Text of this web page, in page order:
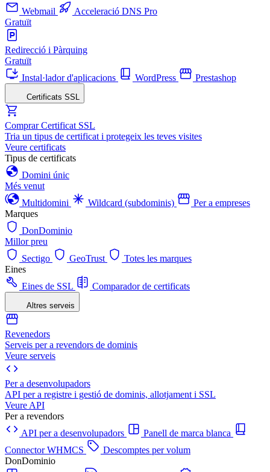
Webmail
Acceleració DNS Pro
Gratuït
Redirecció i Pàrquing
Gratuït
Instal·lador d'aplicacions
WordPress Prestashop
Certificats SSL
Comprar Certificat SSL
Tria un tipus de certificat i protegeix les teves visites
Veure certificats
Tipus de certificats
Domini únic
Més venut
Multidomini
Wildcard (subdominis)
Per a empreses
Marques
DonDominio
Millor preu
Sectigo
GeoTrust
Totes les marques
Eines
Eines de SSL
Comparador de certificats
Altres serveis
Revenedors
Serveis per a revendors de dominis
Veure serveis
Per a desenvolupadors
API per a registre i gestió de dominis, allotjament i SSL
Veure API
Per a revendors
API per a desenvolupadors
Panell de marca blanca
Connector WHMCS
Descomptes per volum
DonDominio